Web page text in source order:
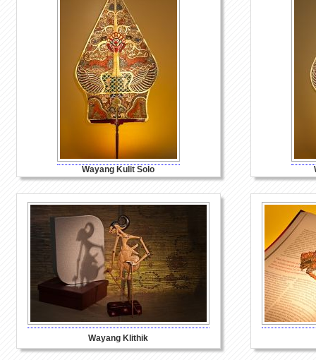
Wayang Kulit Solo
Wayang Klithik